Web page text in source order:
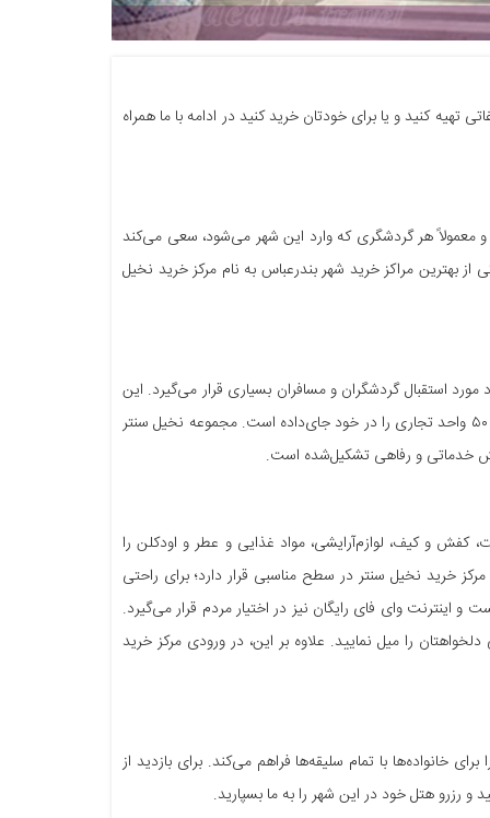
تهیه کنید و یا برای خودتان خرید کنید در ادامه با ما همراه
و معمولاً هر گردشگری که وارد این شهر می‌شود، سعی می‌کند
از بهترین مراکز خرید شهر بندرعباس به نام مرکز خرید نخیل
استقبال گردشگران و مسافران بسیاری قرار می‌گیرد. این
مرکز خرید در منطقه دو هزار کوه بندرعباس قرار دارد که در سال ۱۳۹۳ افتتاح گردید و بیش از ۵۰ واحد تجاری را در خود جای‌داده است. مجموعه نخیل سنتر
کفش و کیف، لوازم‌آرایشی، مواد غذایی و عطر و اودکلن را
خرید نخیل سنتر در سطح مناسبی قرار دارد؛ برای راحتی
اینترنت وای فای رایگان نیز در اختیار مردم قرار می‌گیرد.
را میل نمایید. علاوه بر این، در ورودی مرکز خرید
با تمام سلیقه‌ها فراهم می‌کند. برای بازدید از
و رزرو هتل خود در این شهر را به ما بسپارید.